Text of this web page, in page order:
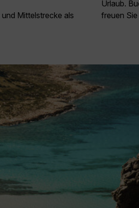
Mittelstrecke als
Urlaub.
freuen